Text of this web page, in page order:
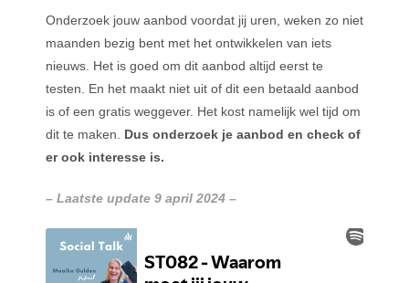
Onderzoek jouw aanbod voordat jij uren, weken zo niet
maanden bezig bent met het ontwikkelen van iets
nieuws. Het is goed om dit aanbod altijd eerst te
testen. En het maakt niet uit of dit een betaald aanbod
is of een gratis weggever. Het kost namelijk wel tijd om
dit te maken. Dus onderzoek je aanbod en check of
er ook interesse is.
– Laatste update 9 april 2024 –